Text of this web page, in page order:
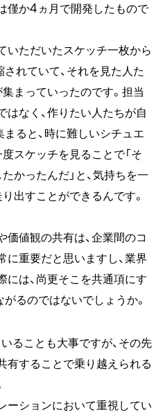
僅か4ヵ月で開発したもので
いただいたスケッチ一枚から
れていて、それを見た人た
まっていったのです。担当
なく、作りたい人たちが自
ると、時に難しいシチュエ
スケッチを見ることで「そ
かったんだ」と、気持ちを一
出すことができるんです。
値観の共有は、企業間のコ
に重要だと思いますし、業界
には、尚更そこを共通項にす
るのではないでしょうか。
ることも大事ですが、その先
有することで乗り越えられる
ーションにおいて重視してい